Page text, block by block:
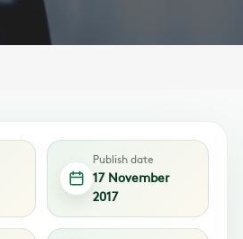
Publish date
17 November
2017